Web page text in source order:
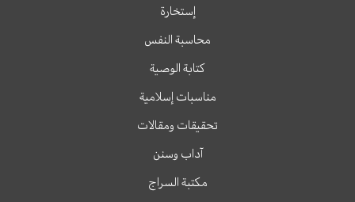
إستخارة
محاسبة النفس
كتابة الوصية
مناسبات إسلامية
تحقيقات ومقالات
آداب وسنن
مكتبة السراج